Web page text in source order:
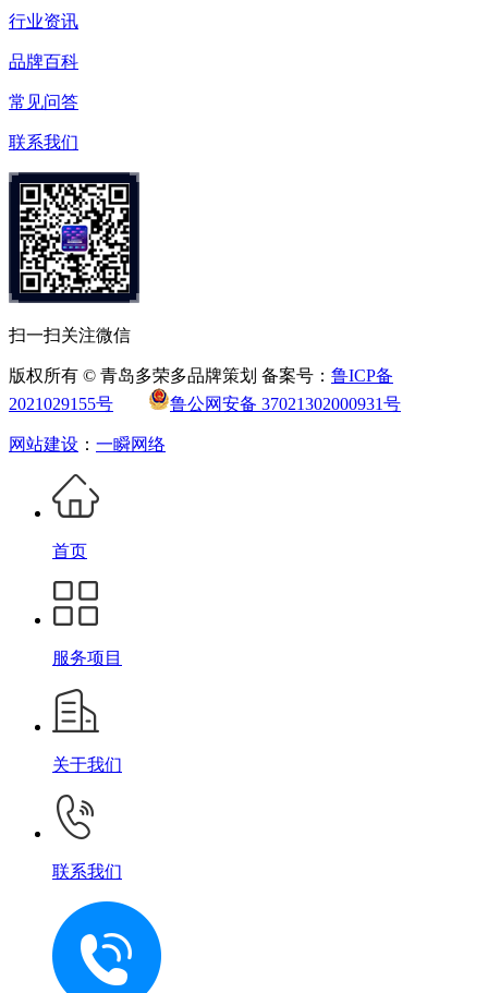
行业资讯
品牌百科
常见问答
联系我们
扫一扫关注微信
版权所有 © 青岛多荣多品牌策划 备案号： 鲁ICP备
2021029155号
鲁公网安备 37021302000931号
网站建设 ： 一瞬网络
首页
服务项目
关于我们
联系我们